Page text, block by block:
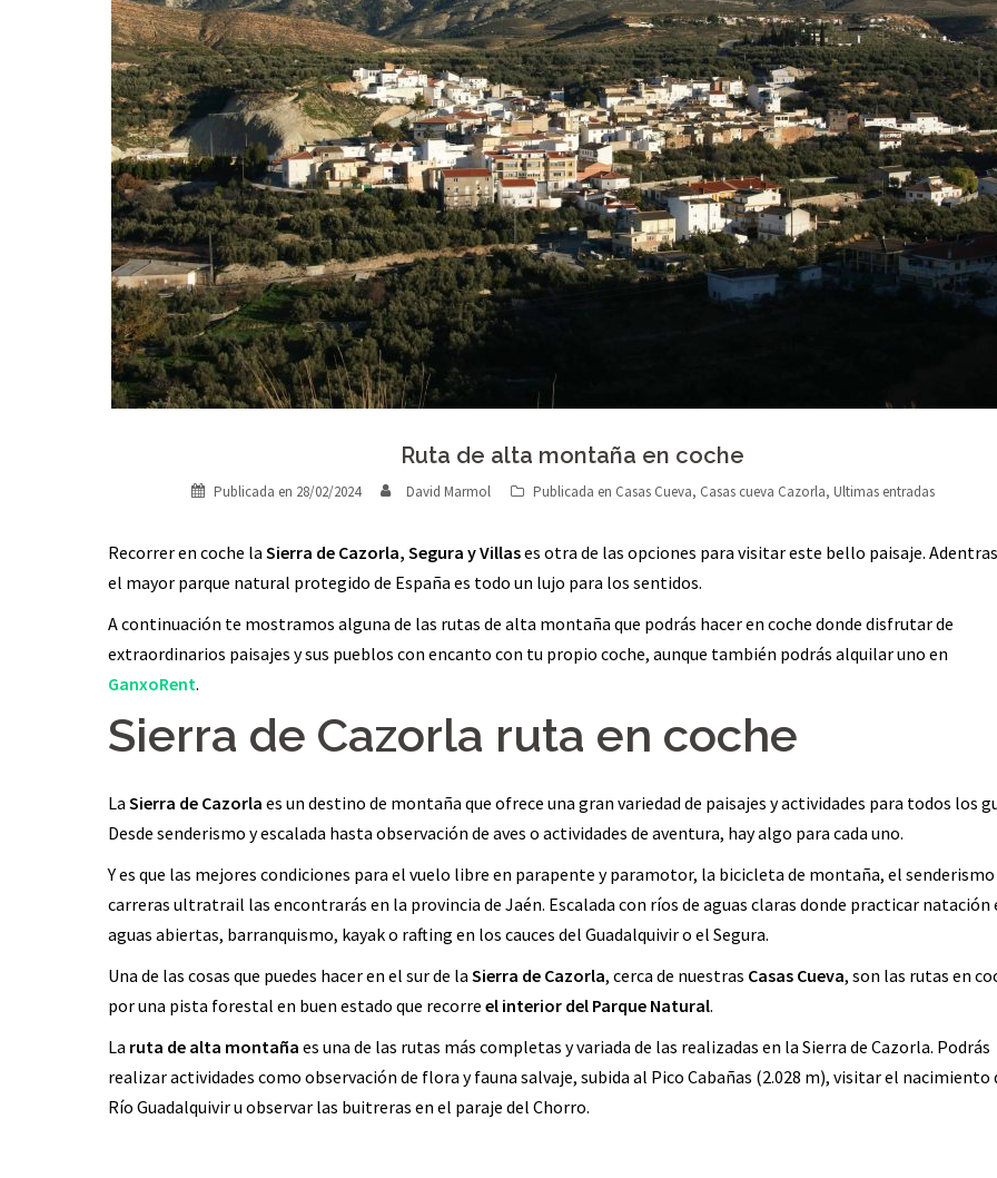
Ruta de alta montaña en coche
Publicada en 28/02/2024 David Marmol Publicada en Casas Cueva, Casas cueva Cazorla, Ultimas entradas
Recorrer en coche la Sierra de Cazorla, Segura y Villases otra de las opciones para visitar este bello paisaje.
el mayor parque natural protegido de España es todo un lujo para los sentidos.
A continuación te mostramos alguna de las rutas de alta montaña que podrás hacer en coche donde disfrutar de
extraordinarios paisajes y sus pueblos con encanto con tu propio coche, aunque también podrás alquilar uno en
GanxoRent.
Sierra de Cazorla ruta en coche
La Sierra de Cazorla es un destino de montaña que ofrece una gran variedad de paisajes y actividades para todos los
Desde senderismo y escalada hasta observación de aves o actividades de aventura, hay algo para cada uno.
Y es que las mejores condiciones para el vuelo libre en parapente y paramotor, la bicicleta de montaña, el
carreras ultratrail las encontrarás en la provincia de Jaén. Escalada con ríos de aguas claras donde practicar natación
aguas abiertas, barranquismo, kayak o rafting en los cauces del Guadalquivir o el Segura.
Una de las cosas que puedes hacer en el sur de la Sierra de Cazorla, cerca de nuestras Casas Cueva, son las rutas en
por una pista forestal en buen estado que recorre el interior del Parque Natural.
La ruta de alta montaña es una de las rutas más completas y variada de las realizadas en la Sierra de Cazorla. Podrás
realizar actividades como observación de flora y fauna salvaje, subida al Pico Cabañas (2.028 m), visitar el nacimiento
Río Guadalquivir u observar las buitreras en el paraje del Chorro.